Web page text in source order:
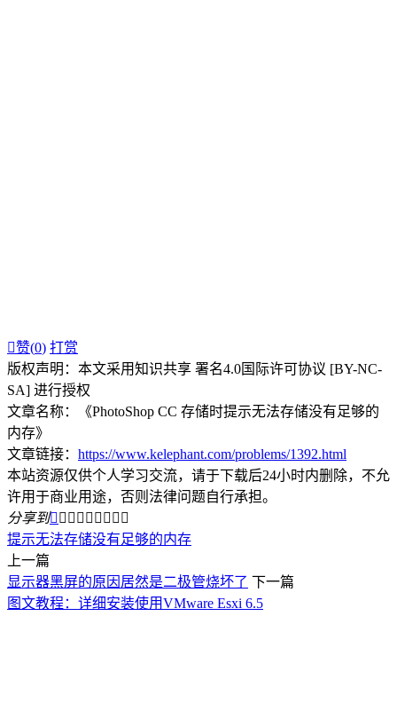
赞(0) 打赏
版权声明：本文采用知识共享 署名4.0国际许可协议 [BY-NC-
SA] 进行授权
文章名称：《PhotoShop CC 存储时提示无法存储没有足够的
内存》
文章链接： https://www.kelephant.com/problems/1392.html
本站资源仅供个人学习交流，请于下载后24小时内删除，不允
许用于商业用途，否则法律问题自行承担。
分享到        
提示无法存储没有足够的内存
上一篇
显示器黑屏的原因居然是二极管烧坏了 下一篇
图文教程：详细安装使用VMware Esxi 6.5